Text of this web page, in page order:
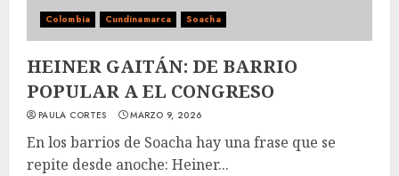
Colombia Cundinamarca Soacha
HEINER GAITÁN: DE BARRIO
POPULAR A EL CONGRESO
PAULA CORTES MARZO 9, 2026
En los barrios de Soacha hay una frase que se
repite desde anoche: Heiner...